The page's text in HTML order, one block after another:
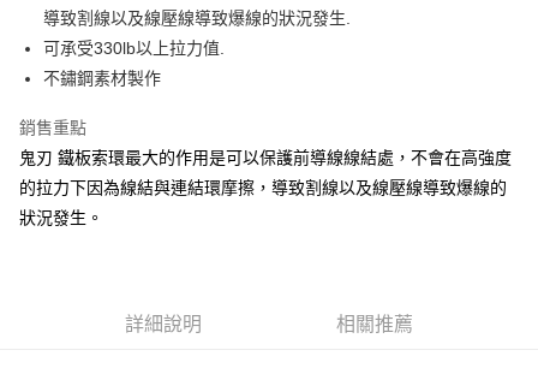
上海商業儲蓄銀行
台北富邦商業銀行
國泰世華商業銀行
臺灣中小企業銀行
聯邦商業銀行
元大商業銀行
永豐商業銀行
台新國際商業銀行
中國信託商業銀行
台灣樂天信用卡公司
Apple Pay
街口支付
大哥付你分期
相關說明
【大哥付你分期使用說明】
3.實際核准額度、可分期數及費用金額請依後續交易確認頁面所載為準。
AFTEE先享後付
導致割線以及線壓線導致爆線的狀況發生.
可承受330lb以上拉力值.
不鏽鋼素材製作
銷售重點
鬼刃 鐵板索環最大的作用是可以保護前導線線結處，不會在高強度
的拉力下因為線結與連結環摩擦，導致割線以及線壓線導致爆線的
狀況發生。
詳細說明 相關推薦